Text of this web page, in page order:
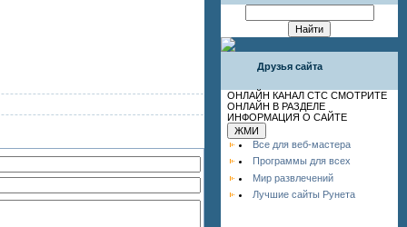
Друзья сайта
ОНЛАЙН КАНАЛ СТС СМОТРИТЕ
ОНЛАЙН В РАЗДЕЛЕ
ИНФОРМАЦИЯ О САЙТЕ
Все для веб-мастера
Программы для всех
Мир развлечений
Лучшие сайты Рунета